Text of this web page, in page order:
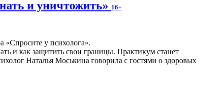
и уничтожить» 16+
«Спросите у психолога».
и как защитить свои границы. Практикум станет
Наталья Моськина говорила с гостями о здоровых